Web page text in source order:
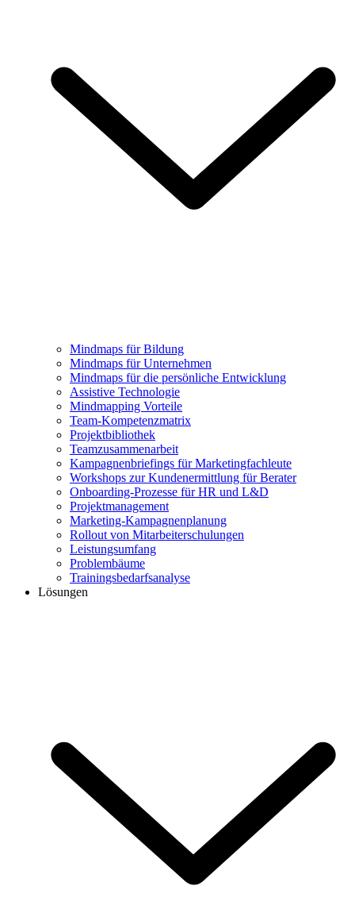
Mindmaps für Bildung
Mindmaps für Unternehmen
Mindmaps für die persönliche Entwicklung
Assistive Technologie
Mindmapping Vorteile
Team-Kompetenzmatrix
Projektbibliothek
Teamzusammenarbeit
Kampagnenbriefings für Marketingfachleute
Workshops zur Kundenermittlung für Berater
Onboarding-Prozesse für HR und L&D
Projektmanagement
Marketing-Kampagnenplanung
Rollout von Mitarbeiterschulungen
Leistungsumfang
Problembäume
Trainingsbedarfsanalyse
Lösungen